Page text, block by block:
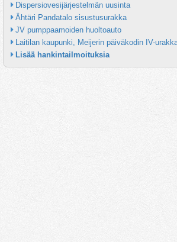
Dispersiovesijärjestelmän uusinta
Ähtäri Pandatalo sisustusurakka
JV pumppaamoiden huoltoauto
Laitilan kaupunki, Meijerin päiväkodin IV-
Lisää hankintailmoituksia